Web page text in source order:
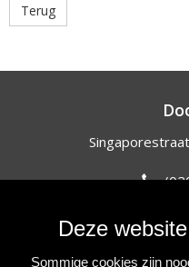
Terug
Deze
Sommige cookies zijn